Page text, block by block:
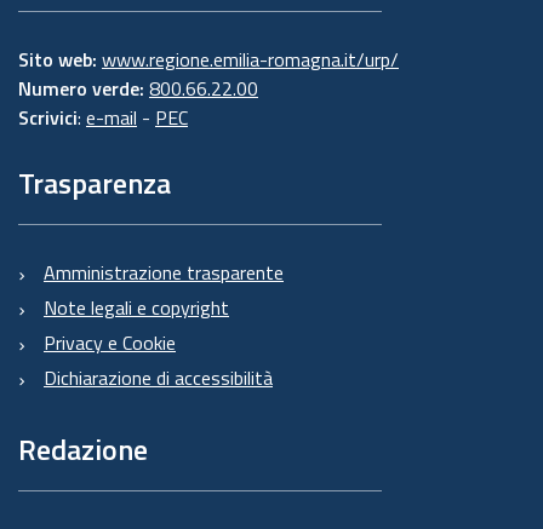
Sito web: www.regione.emilia-romagna.it/urp/
Numero verde: 800.66.22.00
Scrivici: e-mail - PEC
Trasparenza
Amministrazione trasparente
Note legali e copyright
Privacy e Cookie
Dichiarazione di accessibilità
Redazione